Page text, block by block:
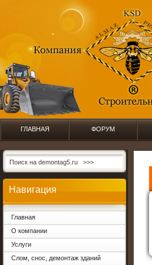
ГЛАВНАЯ ФОРУМ
Навигация
Главная
О компании
Услуги
Слом, снос, демонтаж зданий